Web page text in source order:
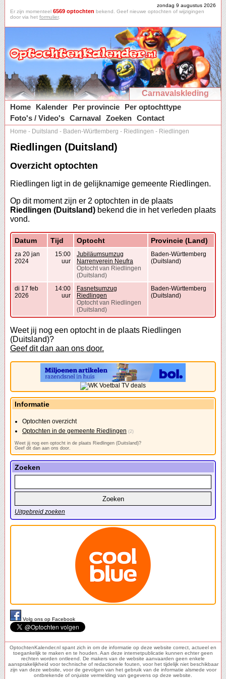
zondag 9 augustus 2026
Er zijn momenteel 6569 optochten bekend. Geef nieuwe optochten of wijzigingen
door via het formulier.
Carnavalskleding
Home
Kalender Per provincie
Per optochttype
Foto's / Video's Carnaval Zoeken Contact
Home - Duitsland - Baden-Württemberg - Riedlingen - Riedlingen
Riedlingen (Duitsland)
Overzicht optochten
Riedlingen ligt in de gelijknamige gemeente Riedlingen.
Op dit moment zijn er 2 optochten in de plaats
Riedlingen (Duitsland) bekend die in het verleden plaats
vond.
Datum Tijd Optocht Provincie (Land)
za 20 jan
2024
15:00
uur
Jubiläumsumzug
Narrenverein Neufra
Optocht van Riedlingen
(Duitsland)
Baden-Württemberg
(Duitsland)
di 17 feb
2026
14:00
uur
Fasnetsumzug
Riedlingen
Optocht van Riedlingen
(Duitsland)
Baden-Württemberg
(Duitsland)
Weet jij nog een optocht in de plaats Riedlingen
(Duitsland)?
Geef dit dan aan ons door.
Informatie
Optochten overzicht
Optochten in de gemeente Riedlingen (2)
Weet jij nog een optocht in de plaats Riedlingen (Duitsland)?
Geef dit dan aan ons door.
Zoeken
Uitgebreid zoeken
Volg ons op Facebook
OptochtenKalender.nl spant zich in om de informatie op deze website correct, actueel en
toegankelijk te maken en te houden. Aan deze internetpublicatie kunnen echter geen
rechten worden ontleend. De makers van de website aanvaarden geen enkele
aansprakelijkheid voor technische of redactionele fouten, voor het tijdelijk niet beschikbaar
zijn van deze website, voor de gevolgen van het gebruik van de informatie alsmede voor
ontbrekende of onjuiste vermelding van gegevens op deze website.